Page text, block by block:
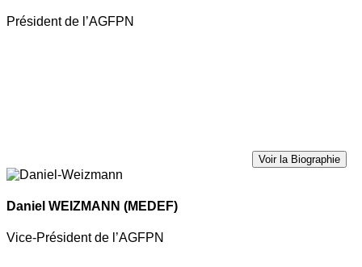
Président de l’AGFPN
Voir la Biographie
Daniel WEIZMANN (MEDEF)
Vice-Président de l’AGFPN